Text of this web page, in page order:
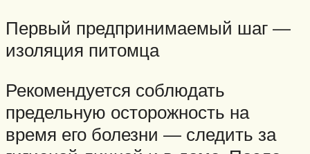
Первый предпринимаемый шаг —
изоляция питомца
Рекомендуется соблюдать
предельную осторожность на
время его болезни — следить за